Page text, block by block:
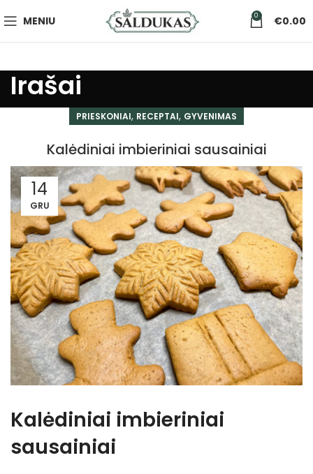
MENIU 0 €0.00
Irašai
PRIESKONIAI, RECEPTAI, GYVENIMAS
Kalėdiniai imbieriniai sausainiai
14
GRU
Kalėdiniai imbieriniai
sausainiai